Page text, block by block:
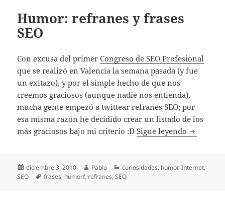
Humor: refranes y frases
SEO
Con excusa del primerCongreso de SEO Profesional
que se realizó en Valencia la semana pasada (y fue
un exitazo), y por el simple hecho de que nos
creemos graciosos (aunque nadie nos entienda),
mucha gente empezó a twittear refranes SEO; por
esa misma razón he decidido crear un listado de los
más graciosos bajo mi criterio :DSigue leyendo Humor:
Publicado
el
diciembre 3, 2010 Autor
Pablo Categorías
curiosidades, humor,Internet,
SEO
Etiquetas
frases, humorf, refranes,SEO